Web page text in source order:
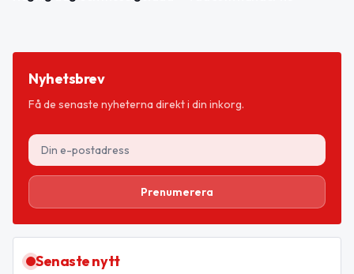
Nyhetsbrev
Få de senaste nyheterna direkt i din inkorg.
Prenumerera
Senaste nytt